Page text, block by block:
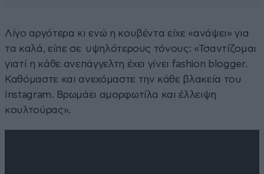
Λίγο αργότερα κι ενώ η κουβέντα είχε «ανάψει» για
τα καλά, είπε σε υψηλότερους τόνους: «Τσαντίζομαι
γιατί η κάθε ανεπάγγελτη έχει γίνει fashion blogger.
Καθόμαστε και ανεχόμαστε την κάθε βλακεία του
Ιnstagram. Βρωμάει αμορφωτίλα και έλλειψη
κουλτούρας».